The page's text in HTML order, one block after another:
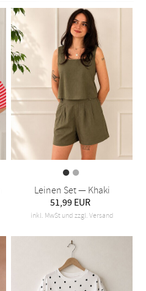
Leinen Set — Khaki
51,99 EUR
inkl. MwSt und zzgl. Versand